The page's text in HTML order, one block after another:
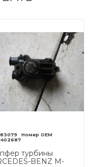
турбины
BENZ M-